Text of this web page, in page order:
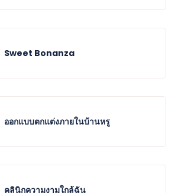
Sweet Bonanza
ออกแบบตกแต่งภายในบ้านหรู
คลินิกความงามใกล้ฉัน